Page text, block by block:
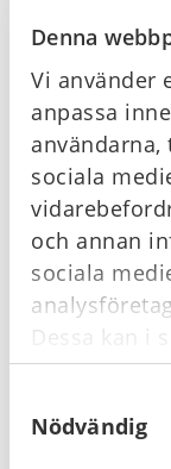
Denna
Vi använder
anpassa
sociala
och annan
sociala
Dessa kan i
samlat in
Nödvändig
Riktlinjer och
Registrering
Verktyg och
Praktiska råd
Förberedelser
Inläst kursbok,
bokning.
Grund- och